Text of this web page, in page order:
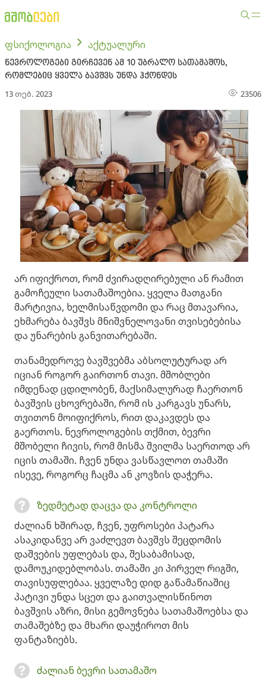
ფსიქოლოგია აქტუალური
ნევროლოგები გირჩევენ ამ 10 უბრალო სათამაშოს,
რომლებიც ყველა ბავშვს უნდა ჰქონდეს
13 თებ. 2023 23506
არ იფიქროთ, რომ ძვირადღირებული ან რამით
გამოჩეული სათამაშოებია. ყველა მათგანი
მარტივია, ხელმისაწვდომი და რაც მთავარია,
ეხმარება ბავშვს მნიშვნელოვანი თვისებებისა
და უნარების განვითარებაში.
თანამედროვე ბავშვებმა აბსოლუტურად არ
იციან როგორ გაირთონ თავი. მშობლები
იმდენად ცდილობენ, მაქსიმალურად ჩაერთონ
ბავშვის ცხოვრებაში, რომ ის კარგავს უნარს,
თვითონ მოიფიქროს, რით დაკავდეს და
გაერთოს. ნევროლოგების თქმით, ბევრი
მშობელი ჩივის, რომ მისმა შვილმა საერთოდ არ
იცის თამაში. ჩვენ უნდა ვასწავლოთ თამაში
ისევე, როგორც ჩაცმა ან კოვზის დაჭერა.
ზედმეტად დაცვა და კონტროლი
ძალიან ხშირად, ჩვენ, უფროსები პატარა
ასაკიდანვე არ ვაძლევთ ბავშვს შეცდომის
დაშვების უფლებას და, შესაბამისად,
დამოუკიდებლობას. თამაში კი პირველ რიგში,
თავისუფლებაა. ყველაზე დიდ გაწამაწიაშიც
პატივი უნდა სცეთ და გაითვალისწინოთ
ბავშვის აზრი, მისი გემოვნება სათამაშოებსა და
თამაშებზე და მხარი დაუჭიროთ მის
ფანტაზიებს.
ძალიან ბევრი სათამაშო